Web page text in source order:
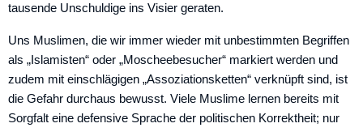
tausende Unschuldige ins Visier geraten.
Uns Muslimen, die wir immer wieder mit unbestimmten Begriffen
als „Islamisten“ oder „Moscheebesucher“ markiert werden und
zudem mit einschlägigen „Assoziationsketten“ verknüpft sind, ist
die Gefahr durchaus bewusst. Viele Muslime lernen bereits mit
Sorgfalt eine defensive Sprache der politischen Korrektheit; nur